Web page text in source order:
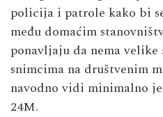
policija i patrole kako bi
među domaćim
ponavljaju da nema
snimcima na društvenim
navodno vidi minimalno
24M.